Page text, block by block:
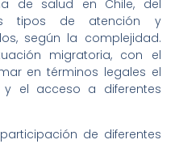
de salud en Chile, del
tipos de atención y
según la complejidad.
migratoria, con el
en términos legales el
y el acceso a diferentes
de diferentes